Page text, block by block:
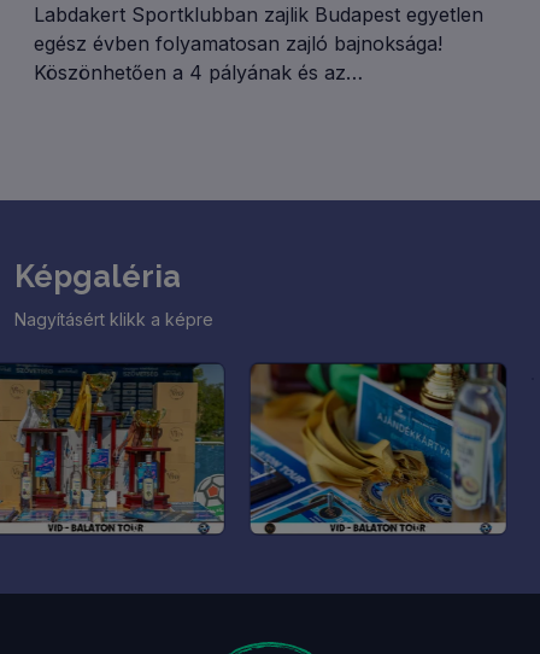
Labdakert Sportklubban zajlik Budapest egyetlen
egész évben folyamatosan zajló bajnoksága!
Köszönhetően a 4 pályának és az
Képgaléria
Nagyításért klikk a képre